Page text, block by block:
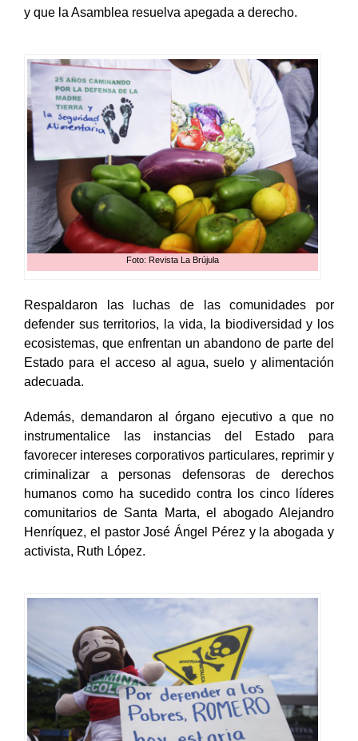
y que la Asamblea resuelva apegada a derecho.
Foto: Revista La Brújula
Respaldaron las luchas de las comunidades por
defender sus territorios, la vida, la biodiversidad y los
ecosistemas, que enfrentan un abandono de parte del
Estado para el acceso al agua, suelo y alimentación
adecuada.
Además, demandaron al órgano ejecutivo a que no
instrumentalice las instancias del Estado para
favorecer intereses corporativos particulares, reprimir y
criminalizar a personas defensoras de derechos
humanos como ha sucedido contra los cinco líderes
comunitarios de Santa Marta, el abogado Alejandro
Henríquez, el pastor José Ángel Pérez y la abogada y
activista, Ruth López.